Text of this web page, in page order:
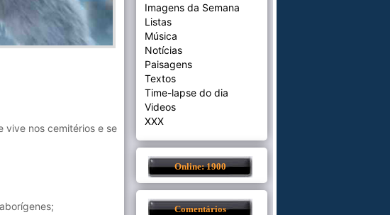
vive nos cemitérios e se
Imagens da Semana
Listas
Música
Notícias
Paisagens
Textos
Time-lapse do dia
Videos
XXX
Online: 1900
Comentários